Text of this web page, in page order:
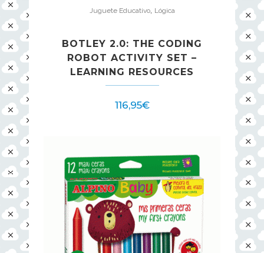
Juguete Educativo, Lógica
BOTLEY 2.0: THE CODING
ROBOT ACTIVITY SET –
LEARNING RESOURCES
116,95€